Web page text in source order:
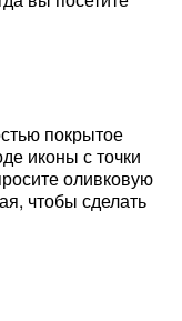
покрытое
иконы с точки
оливковую
чтобы сделать